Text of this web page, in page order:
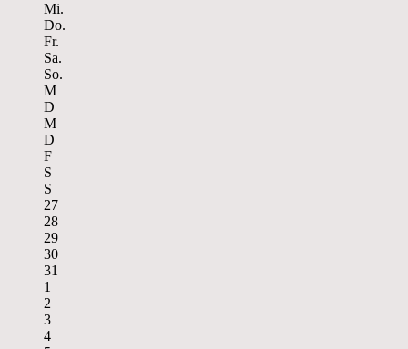
Mi.
Do.
Fr.
Sa.
So.
M
D
M
D
F
S
S
27
28
29
30
31
1
2
3
4